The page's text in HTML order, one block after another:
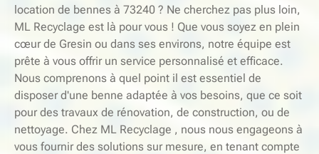
location de bennes à 73240 ? Ne cherchez pas plus loin,
ML Recyclage est là pour vous ! Que vous soyez en plein
cœur de Gresin ou dans ses environs, notre équipe est
prête à vous offrir un service personnalisé et efficace.
Nous comprenons à quel point il est essentiel de
disposer d'une benne adaptée à vos besoins, que ce soit
pour des travaux de rénovation, de construction, ou de
nettoyage. Chez ML Recyclage , nous nous engageons à
vous fournir des solutions sur mesure, en tenant compte